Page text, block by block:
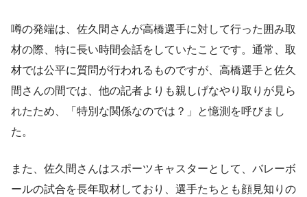
噂の発端は、佐久間さんが高橋選手に対して行った囲み取
材の際、特に長い時間会話をしていたことです。通常、取
材では公平に質問が行われるものですが、高橋選手と佐久
間さんの間では、他の記者よりも親しげなやり取りが見ら
れたため、「特別な関係なのでは？」と憶測を呼びまし
た。
また、佐久間さんはスポーツキャスターとして、バレーボ
ールの試合を長年取材しており、選手たちとも顔見知りの